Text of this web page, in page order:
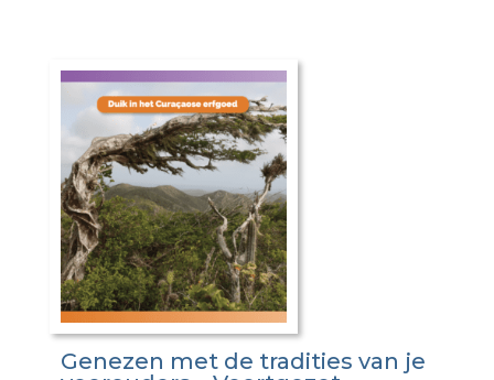
Genezen met de tradities van je